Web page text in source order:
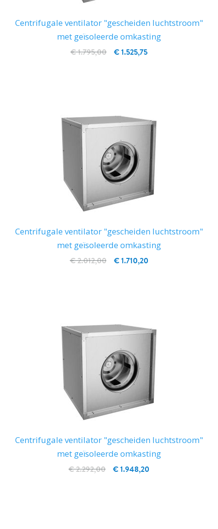
Centrifugale ventilator "gescheiden luchtstroom"
met geïsoleerde omkasting
€ 1.525,75
€ 1.795,00
Centrifugale ventilator "gescheiden luchtstroom"
met geïsoleerde omkasting
€ 1.710,20
€ 2.012,00
Centrifugale ventilator "gescheiden luchtstroom"
met geïsoleerde omkasting
€ 1.948,20
€ 2.292,00